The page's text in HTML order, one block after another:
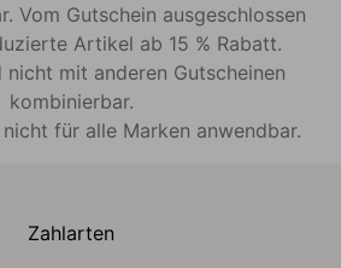
Vom Gutschein ausgeschlossen
Artikel ab 15 % Rabatt.
nicht mit anderen Gutscheinen
kombinierbar.
für alle Marken anwendbar.
Zahlarten